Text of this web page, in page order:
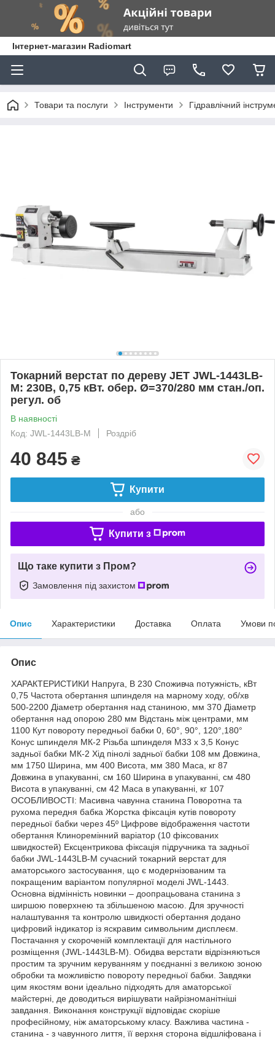
Інтернет-магазин Radiomart
Товари та послуги Інструменти Гідравлічний
Токарний верстат по дереву JET JWL-1443LB-
M: 230В, 0,75 кВт. обер. Ø=370/280 мм стан./оп.
регул. об
В наявності
Код: JWL-1443LB-M
Роздріб
40 845 ₴
Купити
або
Купити з
Що таке купити з Пром?
Замовлення під захистом
Опис Характеристики Доставка Оплата Умови
Опис
ХАРАКТЕРИСТИКИ Напруга, В 230 Споживча потужність, кВт
0,75 Частота обертання шпинделя на марному ходу, об/хв
500-2200 Діаметр обертання над станиною, мм 370 Діаметр
обертання над опорою 280 мм Відстань між центрами, мм
1100 Кут повороту передньої бабки 0, 60°, 90°, 120°,180°
Конус шпинделя МК-2 Різьба шпинделя М33 х 3,5 Конус
задньої бабки МК-2 Хід пінолі задньої бабки 108 мм Довжина,
мм 1750 Ширина, мм 400 Висота, мм 380 Маса, кг 87
Довжина в упакуванні, см 160 Ширина в упакуванні, см 480
Висота в упакуванні, см 42 Маса в упакуванні, кг 107
ОСОБЛИВОСТІ: Масивна чавунна станина Поворотна та
рухома передня бабка Жорстка фіксація кутів повороту
передньої бабки через 45º Цифрове відображення частоти
обертання Клиноремінний варіатор (10 фіксованих
швидкостей) Ексцентрикова фіксація підручника та задньої
бабки JWL-1443LB-M сучасний токарний верстат для
аматорського застосування, що є модернізованим та
покращеним варіантом популярної моделі JWL-1443.
Основна відмінність новинки – доопрацьована станина з
ширшою поверхнею та збільшеною масою. Для зручності
налаштування та контролю швидкості обертання додано
цифровий індикатор із яскравим символьним дисплеєм.
Постачання у скороченій комплектації для настільного
розміщення (JWL-1443LB-M). Обидва верстати відрізняються
простим та зручним керуванням у поєднанні з великою зоною
обробки та можливістю повороту передньої бабки. Завдяки
цим якостям вони ідеально підходять для аматорської
майстерні, де доводиться вирішувати найрізноманітніші
завдання. Виконання конструкції відповідає скоріше
професійному, ніж аматорському класу. Важлива частина -
станина - з чавунного лиття, її верхня сторона відшліфована і